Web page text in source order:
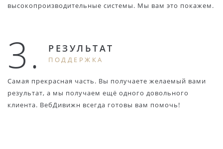
высокопроизводительные системы. Мы вам это покажем.
3. РЕЗУЛЬТАТ
ПОДДЕРЖКА
Самая прекрасная часть. Вы получаете желаемый вами
результат, а мы получаем ещё одного довольного
клиента. ВебДивижн всегда готовы вам помочь!